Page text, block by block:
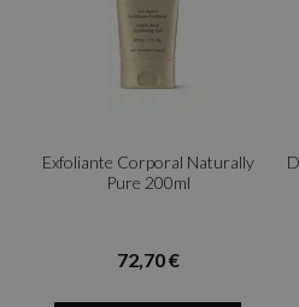
Exfoliante Corporal Naturally
Pure 200ml
72,70 €